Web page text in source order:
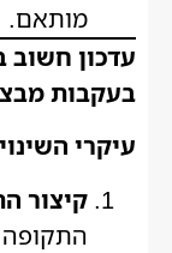
מותאם.
עדכון חשוב
בעקבות
עיקרי
קיצור
התקופה